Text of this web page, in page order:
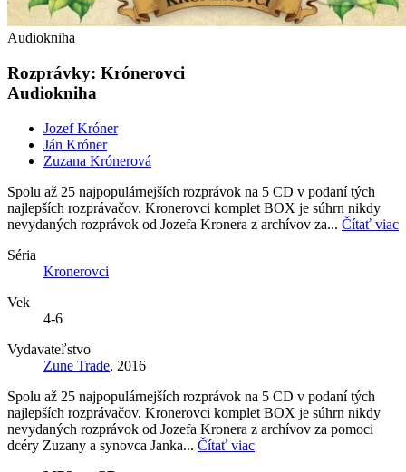
Audiokniha
Rozprávky: Krónerovci
Audiokniha
Jozef Króner
Ján Króner
Zuzana Krónerová
Spolu až 25 najpopulárnejších rozprávok na 5 CD v podaní tých
najlepších rozprávačov. Kronerovci komplet BOX je súhrn nikdy
nevydaných rozprávok od Jozefa Kronera z archívov za... Čítať viac
Séria
Kronerovci
Vek
4-6
Vydavateľstvo
Zune Trade, 2016
Spolu až 25 najpopulárnejších rozprávok na 5 CD v podaní tých
najlepších rozprávačov. Kronerovci komplet BOX je súhrn nikdy
nevydaných rozprávok od Jozefa Kronera z archívov za pomoci
dcéry Zuzany a synovca Janka... Čítať viac